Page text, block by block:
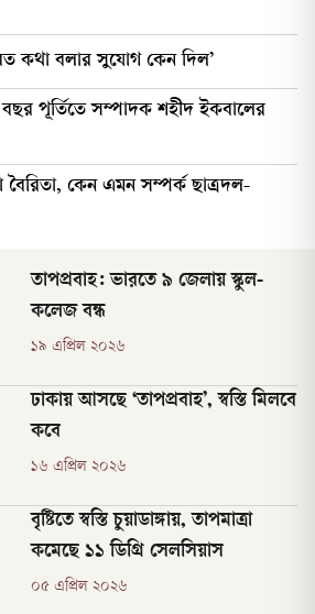
কথা বলার সুযোগ কেন দিল’
বছর পূর্তিতে সম্পাদক শহীদ ইকবালের
কেন এমন সম্পর্ক ছাত্রদল-
তাপপ্রবাহ: ভারতে ৯ জেলায় স্কুল-
কলেজ বন্ধ
১৯ এপ্রিল ২০২৬
ঢাকায় আসছে ‘তাপপ্রবাহ’, স্বস্তি মিলবে
কবে
১৬ এপ্রিল ২০২৬
বৃষ্টিতে স্বস্তি চুয়াডাঙ্গায়, তাপমাত্রা
কমেছে ১১ ডিগ্রি সেলসিয়াস
০৫ এপ্রিল ২০২৬